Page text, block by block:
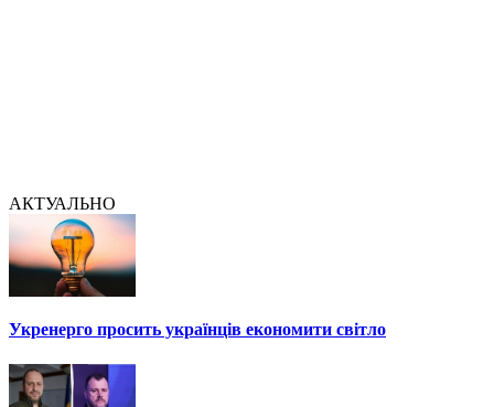
АКТУАЛЬНО
Укренерго просить українців економити світло